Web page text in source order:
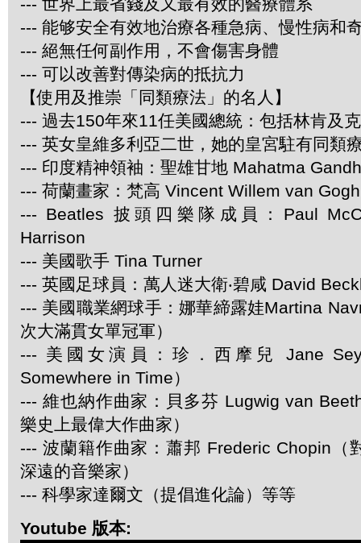
--- 能够安全有效地治療各種急病、慢性病和
--- 絕無任何副作用，不會傷害身體
--- 可以改善對傳染病的抵抗力
【使用及推崇「同類療法」的名人】
--- 過去150年來11任美國總統：包括林肯及
--- 英女皇維多利亞二世，她的皇宮駐有同類
--- 印度精神領袖：聖雄甘地 Mahatma
--- 荷蘭畫家：梵高 Vincent Willem van Gogh
--- Beatles 披頭四樂隊成員：Paul
Harrison
--- 美國歌手 Tina Turner
--- 英國足球員：萬人迷大衛‧碧咸 David
--- 美國職業網球手：娜華締露娃Martina
次大滿貫女單冠軍）
--- 美國女演員：珍．西摩兒 Jane
Somewhere in Time）
--- 維也納作曲家：貝多芬 Lugwig van
樂史上最偉大作曲家）
--- 波蘭籍作曲家：蕭邦 Frederic Chopin（
深遠的音樂家）
--- 科學家達爾文（提倡進化論）等等
Youtube 版本: